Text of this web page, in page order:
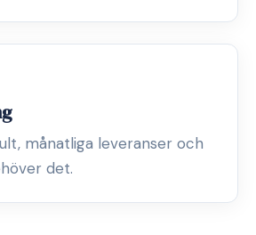
månatliga leveranser och
det.